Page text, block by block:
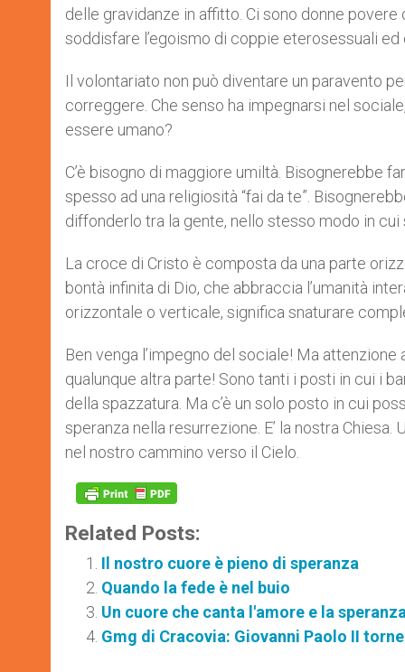
delle gravidanze in affitto. Ci sono donne
soddisfare l’egoismo di coppie eterosessuali
Il volontariato non può diventare un paravento
correggere. Che senso ha impegnarsi nel
essere umano?
C’è bisogno di maggiore umiltà. Bisognerebbe
spesso ad una religiosità “fai da te”.
diffonderlo tra la gente, nello stesso modo in cui
La croce di Cristo è composta da una parte
bontà infinita di Dio, che abbraccia l’umanità
orizzontale o verticale, significa snaturare
Ben venga l’impegno del sociale! Ma
qualunque altra parte! Sono tanti i posti in cui i
della spazzatura. Ma c’è un solo posto in cui
speranza nella resurrezione. E’ la nostra
nel nostro cammino verso il Cielo.
Related Posts:
Il nostro cuore è pieno di speranza
Quando la fede è nel buio
Un cuore che canta l'amore e la speranza
Gmg di Cracovia: Giovanni Paolo II